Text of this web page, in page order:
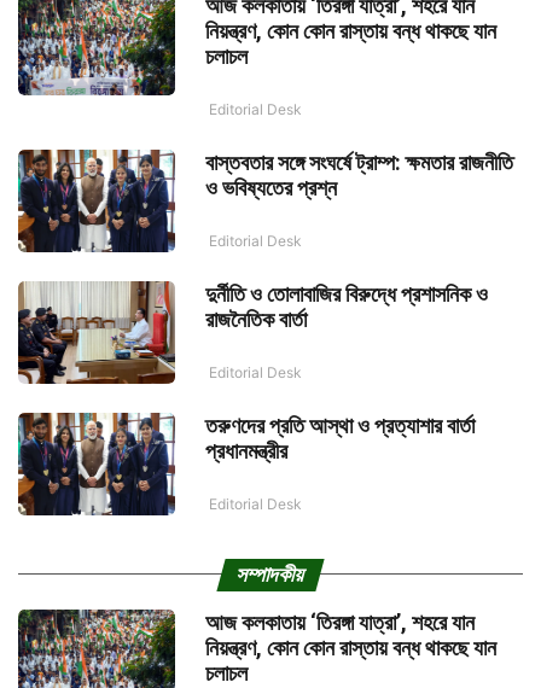
আজ কলকাতায় ‘তিরঙ্গা যাত্রা’, শহরে যান
নিয়ন্ত্রণ, কোন কোন রাস্তায় বন্ধ থাকছে যান
চলাচল
Editorial Desk
বাস্তবতার সঙ্গে সংঘর্ষে ট্রাম্প: ক্ষমতার রাজনীতি
ও ভবিষ্যতের প্রশ্ন
Editorial Desk
দুর্নীতি ও তোলাবাজির বিরুদ্ধে প্রশাসনিক ও
রাজনৈতিক বার্তা
Editorial Desk
তরুণদের প্রতি আস্থা ও প্রত্যাশার বার্তা
প্রধানমন্ত্রীর
Editorial Desk
সম্পাদকীয়
আজ কলকাতায় ‘তিরঙ্গা যাত্রা’, শহরে যান
নিয়ন্ত্রণ, কোন কোন রাস্তায় বন্ধ থাকছে যান
চলাচল